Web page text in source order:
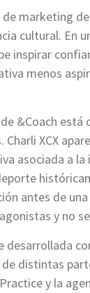
marketing
cultural. En
inspirar
menos
&Coach
XCX
asociada a
antes de
y no
distintas
y la